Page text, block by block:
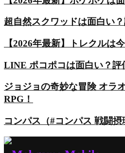
超自然スクワッドは面白い
【2026年最新】トレクルは
LINE ポコポコは面白い？評
ジョジョの奇妙な冒険 オラ
RPG！
コンパス（#コンパス 戦闘